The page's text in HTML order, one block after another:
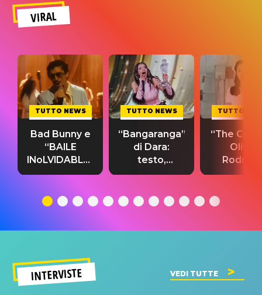
VIRAL
TUTTO NEWS
Bad Bunny e
“BAILE
INoLVIDABLE”:
testo,
significato
TUTTO NEWS
“Bangaranga”
di Dara:
testo,
traduzione e
del singolo
TUTTO
“The
Olivia
testo,
INTERVISTE VEDI TUTTE